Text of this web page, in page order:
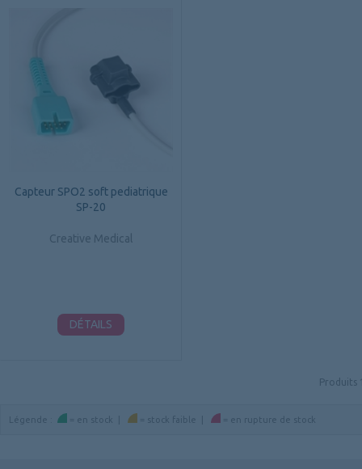
Capteur SPO2 soft pediatrique
SP-20
Creative Medical
DÉTAILS
Produits
Légende = en stock = stock faible = en rupture de stock